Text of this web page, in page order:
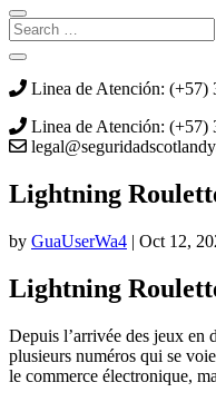
Linea de Atención: (+57)
Linea de Atención: (+57)
Lightning
by GuaUserWa4 | Oct 12,
Lightning
Depuis l’arrivée des jeux en
plusieurs numéros qui se
le commerce électronique,